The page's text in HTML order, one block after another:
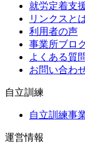
就労定着支
リンクスと
利用者の声
事業所ブロ
よくある質
お問い合わ
自立訓練
自立訓練事
運営情報